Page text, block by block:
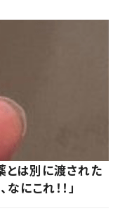
とは別に渡された
にこれ！！」